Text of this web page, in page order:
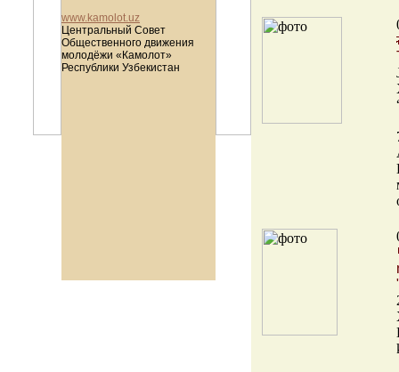
www.kamolot.uz
Центральный Совет
Общественного движения
молодёжи «Камолот»
Республики Узбекистан